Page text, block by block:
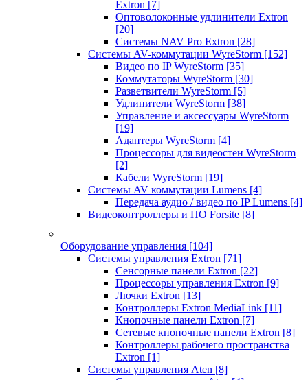
Extron [7]
Оптоволоконные удлинители Extron
[20]
Системы NAV Pro Extron [28]
Системы AV-коммутации WyreStorm [152]
Видео по IP WyreStorm [35]
Коммутаторы WyreStorm [30]
Разветвители WyreStorm [5]
Удлинители WyreStorm [38]
Управление и аксессуары WyreStorm
[19]
Адаптеры WyreStorm [4]
Процессоры для видеостен WyreStorm
[2]
Кабели WyreStorm [19]
Системы AV коммутации Lumens [4]
Передача аудио / видео по IP Lumens [4]
Видеоконтроллеры и ПО Forsite [8]
Оборудование управления [104]
Системы управления Extron [71]
Сенсорные панели Extron [22]
Процессоры управления Extron [9]
Лючки Extron [13]
Контроллеры Extron MediaLink [11]
Кнопочные панели Extron [7]
Сетевые кнопочные панели Extron [8]
Контроллеры рабочего пространства
Extron [1]
Системы управления Aten [8]